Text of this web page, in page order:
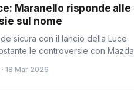
Maranello risponde alle
sul nome
sicura con il lancio della Luce
le controversie con Mazda
legale.
· 18 Mar 2026